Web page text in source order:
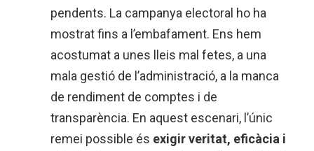
pendents. La campanya electoral ho ha
mostrat fins a l’embafament. Ens hem
acostumat a unes lleis mal fetes, a una
mala gestió de l’administració, a la manca
de rendiment de comptes i de
transparència. En aquest escenari, l’únic
remei possible és exigir veritat, eficàcia i